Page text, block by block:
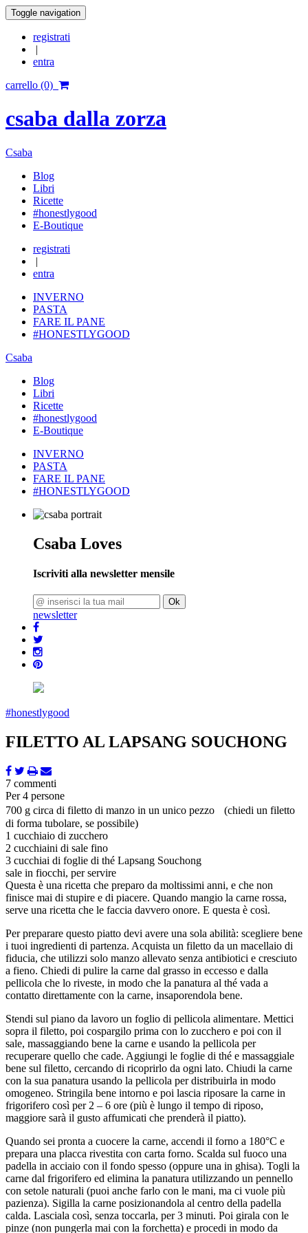
Toggle navigation
registrati
|
entra
carrello (0)
csaba dalla zorza
Csaba
Blog
Libri
Ricette
#honestlygood
E-Boutique
registrati
|
entra
INVERNO
PASTA
FARE IL PANE
#HONESTLYGOOD
Csaba
Blog
Libri
Ricette
#honestlygood
E-Boutique
INVERNO
PASTA
FARE IL PANE
#HONESTLYGOOD
Csaba Loves
Iscriviti alla newsletter mensile
Ok
newsletter
#honestlygood
FILETTO AL LAPSANG SOUCHONG
7 commenti
Per 4 persone
700 g circa di filetto di manzo in un unico pezzo (chiedi un filetto
di forma tubolare, se possibile)
1 cucchiaio di zucchero
2 cucchiaini di sale fino
3 cucchiai di foglie di thé Lapsang Souchong
sale in fiocchi, per servire
Questa è una ricetta che preparo da moltissimi anni, e che non
finisce mai di stupire e di piacere. Quando mangio la carne rossa,
serve una ricetta che le faccia davvero onore. E questa è così.
Per preparare questo piatto devi avere una sola abilità: scegliere bene
i tuoi ingredienti di partenza. Acquista un filetto da un macellaio di
fiducia, che utilizzi solo manzo allevato senza antibiotici e cresciuto
a fieno. Chiedi di pulire la carne dal grasso in eccesso e dalla
pellicola che lo riveste, in modo che la panatura al thé vada a
contatto direttamente con la carne, insaporendola bene.
Stendi sul piano da lavoro un foglio di pellicola alimentare. Mettici
sopra il filetto, poi cospargilo prima con lo zucchero e poi con il
sale, massaggiando bene la carne e usando la pellicola per
recuperare quello che cade. Aggiungi le foglie di thé e massaggiale
bene sul filetto, cercando di ricoprirlo da ogni lato. Chiudi la carne
con la sua panatura usando la pellicola per distribuirla in modo
omogeneo. Stringila bene intorno e poi lascia riposare la carne in
frigorifero così per 2 – 6 ore (più è lungo il tempo di riposo,
maggiore sarà il gusto affumicati che prenderà il piatto).
Quando sei pronta a cuocere la carne, accendi il forno a 180°C e
prepara una placca rivestita con carta forno. Scalda sul fuoco una
padella in acciaio con il fondo spesso (oppure una in ghisa). Togli la
carne dal frigorifero ed elimina la panatura utilizzando un pennello
con setole naturali (puoi anche farlo con le mani, ma ci vuole più
pazienza). Sigilla la carne posizionandola al centro della padella
calda. Lasciala così, senza toccarla, per 3 minuti. Poi girala con le
pinze (non pungerla mai con la forchetta) e procedi in modo da